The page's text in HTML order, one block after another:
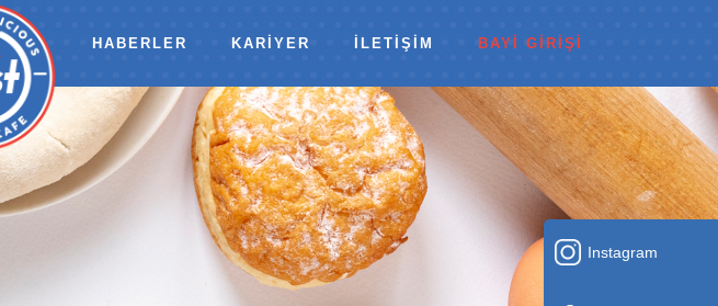
HABERLER KARİYER İLETİŞİM BAYİ GİRİŞİ
Instagram